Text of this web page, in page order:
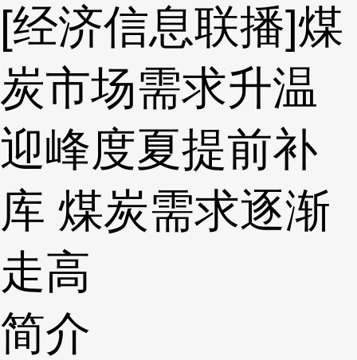
[经济信息联播]煤
炭市场需求升温
迎峰度夏提前补
库 煤炭需求逐渐
走高
简介